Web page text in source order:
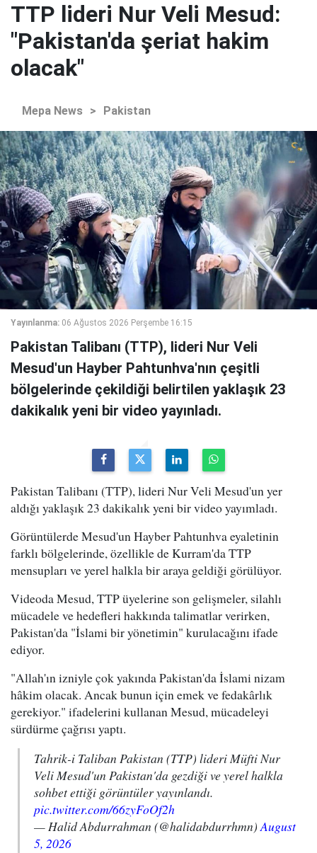
TTP lideri Nur Veli Mesud:
"Pakistan'da şeriat hakim
olacak"
Mepa News > Pakistan
Yayınlanma: 06 Ağustos 2026 Perşembe 16:15
Pakistan Talibanı (TTP), lideri Nur Veli
Mesud'un Hayber Pahtunhva'nın çeşitli
bölgelerinde çekildiği belirtilen yaklaşık 23
dakikalık yeni bir video yayınladı.
Pakistan Talibanı (TTP), lideri Nur Veli Mesud'un yer
aldığı yaklaşık 23 dakikalık yeni bir video yayımladı.
Görüntülerde Mesud'un Hayber Pahtunhva eyaletinin
farklı bölgelerinde, özellikle de Kurram'da TTP
mensupları ve yerel halkla bir araya geldiği görülüyor.
Videoda Mesud, TTP üyelerine son gelişmeler, silahlı
mücadele ve hedefleri hakkında talimatlar verirken,
Pakistan'da "İslami bir yönetimin" kurulacağını ifade
ediyor.
"Allah'ın izniyle çok yakında Pakistan'da İslami nizam
hâkim olacak. Ancak bunun için emek ve fedakârlık
gerekiyor." ifadelerini kullanan Mesud, mücadeleyi
sürdürme çağrısı yaptı.
Tahrik-i Taliban Pakistan (TTP) lideri Müfti Nur
Veli Mesud'un Pakistan'da gezdiği ve yerel halkla
sohbet ettiği görüntüler yayınlandı.
pic.twitter.com/66zyFoOf2h
— Halid Abdurrahman (@halidabdurrhmn)August
5, 2026